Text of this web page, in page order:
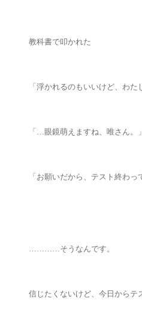
教科書で叩かれた
「浮かれるのもいいけど、わた
「…眼鏡萌えますね、唯さん。」
「お願いだから、テスト終わっ
…………そうなんです。
信じたくないけど、今日からテ